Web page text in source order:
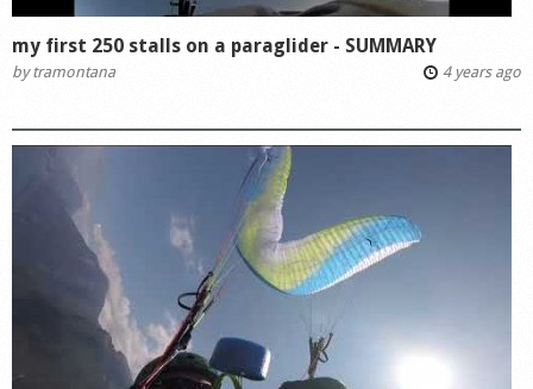
my first 250 stalls on a paraglider - SUMMARY
bytramontana 4 years ago